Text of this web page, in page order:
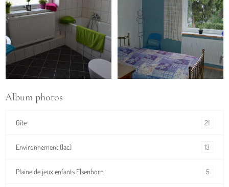
Album photos
Gîte 21
Environnement (lac) 13
Plaine de jeux enfants Elsenborn 5